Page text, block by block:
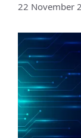
22 November